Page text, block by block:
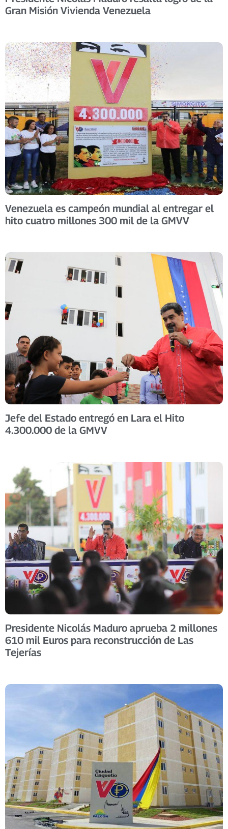
Gran Misión Vivienda Venezuela
Venezuela es campeón mundial al entregar el
hito cuatro millones 300 mil de la GMVV
Jefe del Estado entregó en Lara el Hito
4.300.000 de la GMVV
Presidente Nicolás Maduro aprueba 2 millones
610 mil Euros para reconstrucción de Las
Tejerías